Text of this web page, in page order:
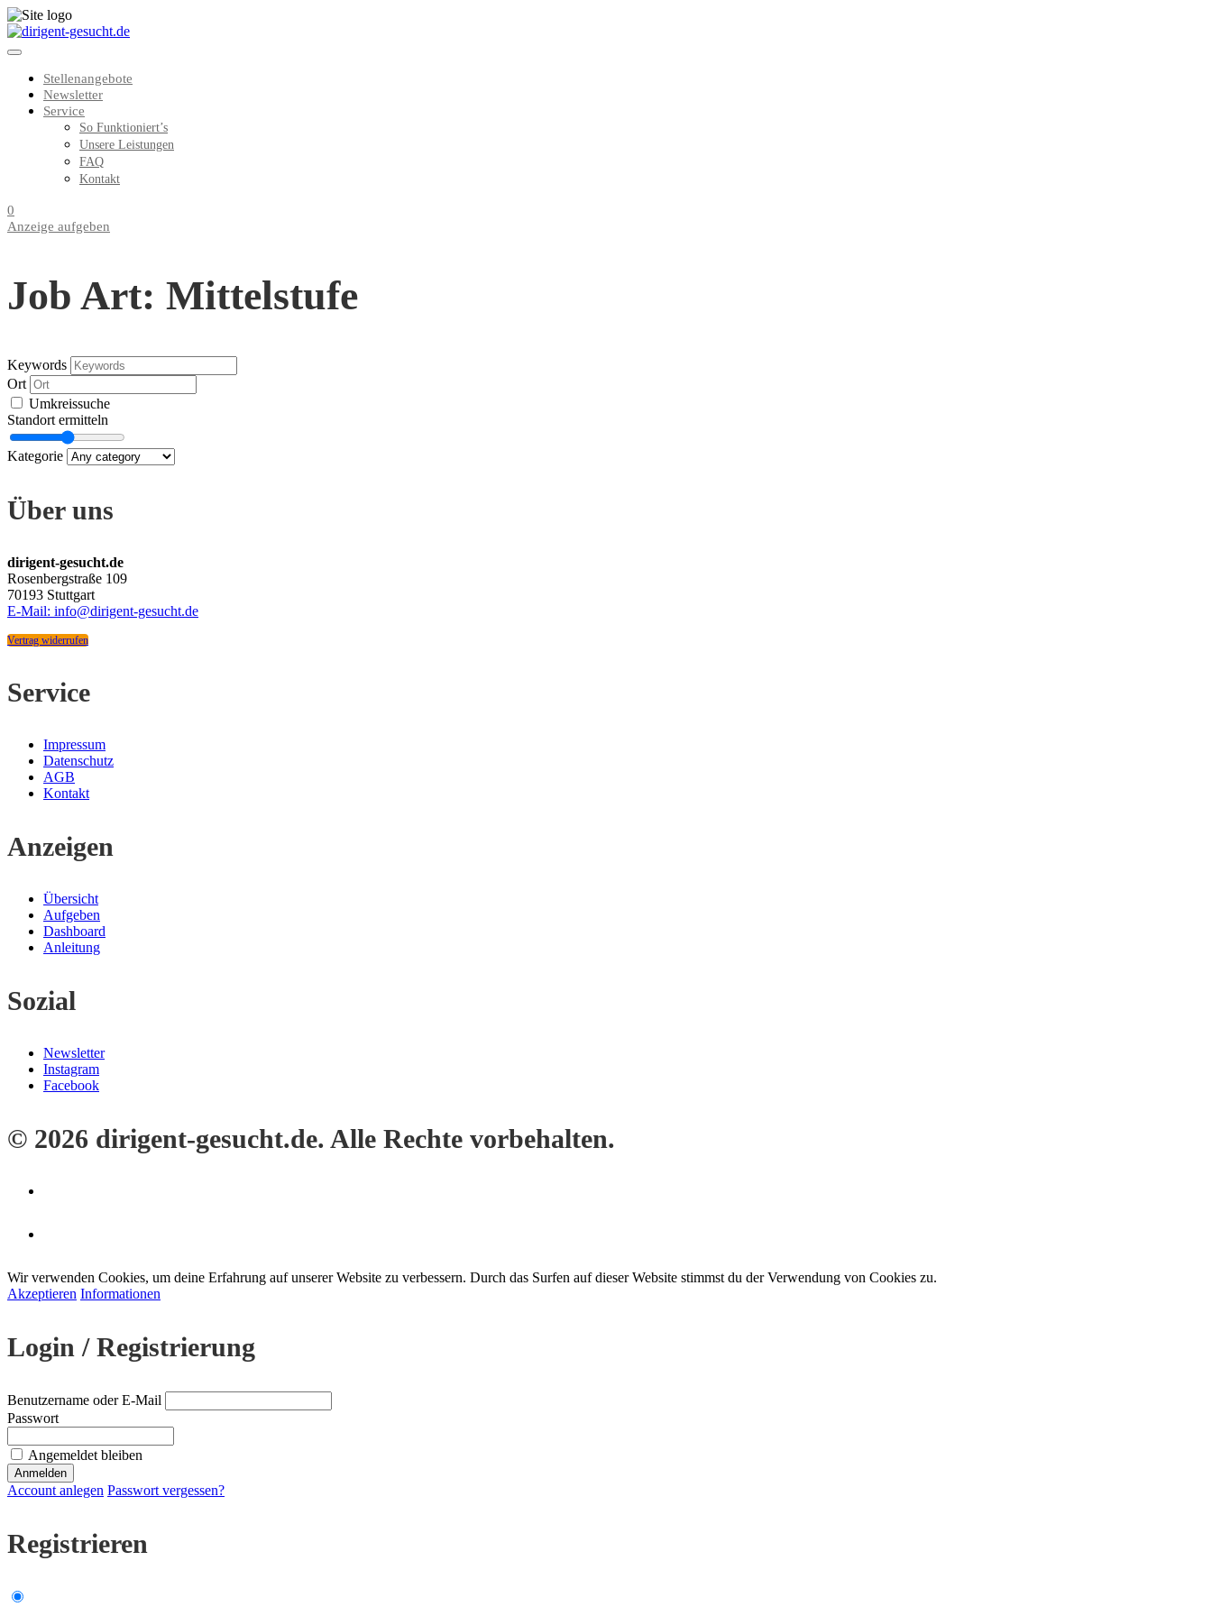
Stellenangebote
Newsletter
Service
So Funktioniert’s
Unsere Leistungen
FAQ
Kontakt
0
Anzeige aufgeben
Job Art: Mittelstufe
Keywords
Ort
Umkreissuche
Standort ermitteln
Kategorie
Über uns
dirigent-gesucht.de
Rosenbergstraße 109
70193 Stuttgart
E-Mail: info@dirigent-gesucht.de
Vertrag widerrufen
Service
Impressum
Datenschutz
AGB
Kontakt
Anzeigen
Übersicht
Aufgeben
Dashboard
Anleitung
Sozial
Newsletter
Instagram
Facebook
© 2026 dirigent-gesucht.de. Alle Rechte vorbehalten.
Wir verwenden Cookies, um deine Erfahrung auf unserer Website zu verbessern. Durch das Surfen auf dieser Website stimmst du der Verwendung von Cookies zu.
Akzeptieren Informationen
Login / Registrierung
Benutzername oder E-Mail
Passwort
Angemeldet bleiben
Account anlegen Passwort vergessen?
Registrieren